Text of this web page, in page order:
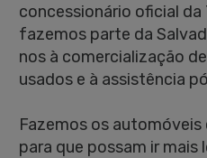
concessionário oficial da
fazemos parte da
nos à comercialização
usados e à assistência
Fazemos os
para que possam ir mais